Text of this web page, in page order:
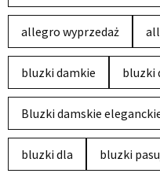
allegro wyprzedaż
bluzki damkie bluzki
Bluzki damskie
bluzki dla bluzki